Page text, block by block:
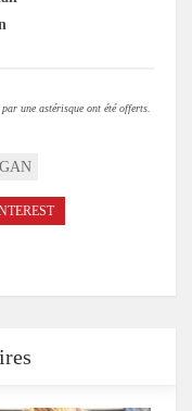
une astérisque ont été offerts.